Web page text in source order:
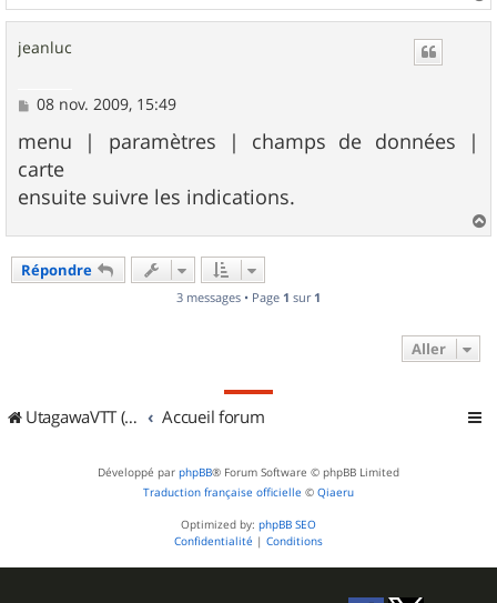
a
jeanluc
M
s
s
a
g
e
08 nov. 2009, 15:49
menu | paramètres | champs de données |
carte
ensuite suivre les indications.
a
Répondre
3 messages • Page 1 sur 1
Aller
UtagawaVTT (Randos VTT et VTTAE avec traces GPS) Accueil forum
Développé par phpBB® Forum Software © phpBB Limited
Traduction française officielle © Qiaeru
Optimized by: phpBB SEO
Confidentialité | Conditions